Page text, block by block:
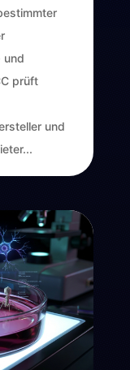
und
prüft
und